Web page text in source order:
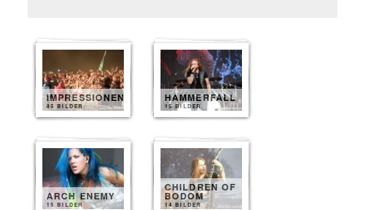
IMPRESSIONEN
85 BILDER
HAMMERFALL
15 BILDER
ARCH ENEMY
15 BILDER
CHILDREN OF
BODOM
14 BILDER